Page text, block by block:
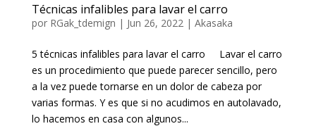
Técnicas infalibles para lavar el carro
por RGak_tdemign | Jun 26, 2022| Akasaka
5 técnicas infalibles para lavar el carro Lavar el carro
es un procedimiento que puede parecer sencillo, pero
a la vez puede tornarse en un dolor de cabeza por
varias formas. Y es que si no acudimos en autolavado,
lo hacemos en casa con algunos...